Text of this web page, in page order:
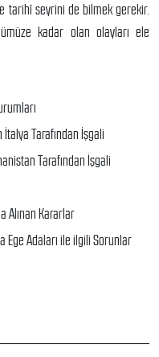
tarihî seyrini de bilmek gerekir.
kadar olan olayları ele
İtalya Tarafından İşgali
Tarafından İşgali
Alınan Kararlar
Ege Adaları ile ilgili Sorunlar